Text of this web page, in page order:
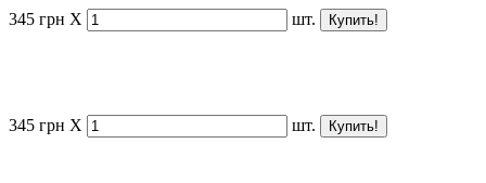
345 грн X шт.
345 грн X шт.